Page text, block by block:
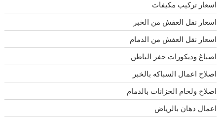
اسعار تركيب مكيفات
اسعار نقل العفش من الخبر
اسعار نقل العفش من الدمام
اصباغ وديكورات حفر الباطن
اصلاح اعمال السباكه بالخبر
اصلاح ولحام الخزانات بالدمام
اعمال دهان بالرياض